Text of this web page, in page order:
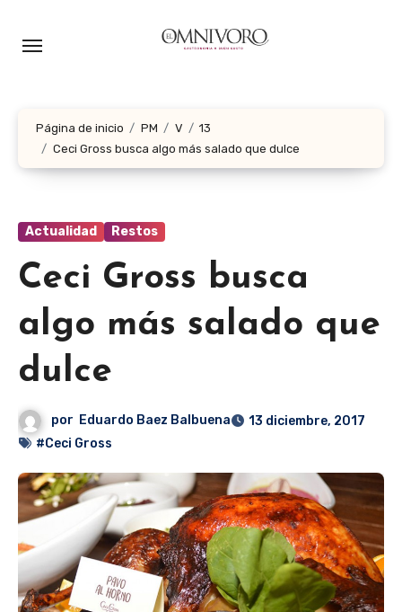
Página de inicio PM V
13
Ceci Gross busca algo más salado que dulce
Actualidad Restos
Ceci Gross busca
algo más salado que
dulce
por Eduardo Baez Balbuena
13 diciembre, 2017
#Ceci Gross